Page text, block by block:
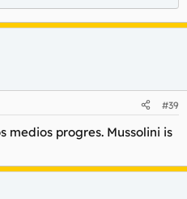
#39
medios progres. Mussolini is